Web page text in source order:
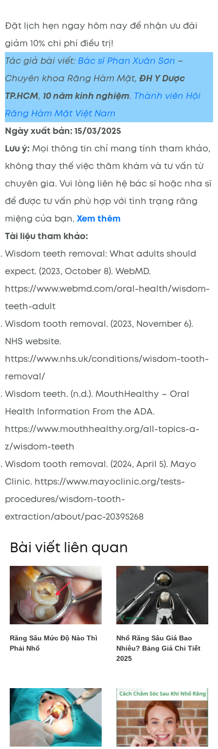
Đặt lịch hẹn ngay hôm nay để nhận ưu đãi
giảm 10% chi phí điều trị!
Tác giả bài viết: Bác sĩ Phan Xuân Sơn –
Chuyên khoa Răng Hàm Mặt, ĐH Y Dược
TP.HCM, 10 năm kinh nghiệm. Thành viên Hội
Răng Hàm Mặt Việt Nam
Ngày xuất bản: 15/03/2025
Lưu ý: Mọi thông tin chỉ mang tính tham khảo,
không thay thế việc thăm khám và tư vấn từ
chuyên gia. Vui lòng liên hệ bác sĩ hoặc nha sĩ
để được tư vấn phù hợp với tình trạng răng
miệng của bạn. Xem thêm
Tài liệu tham khảo:
Wisdom teeth removal: What adults should
expect. (2023, October 8). WebMD.
https://www.webmd.com/oral-health/wisdom-
teeth-adult
Wisdom tooth removal. (2023, November 6).
NHS website.
https://www.nhs.uk/conditions/wisdom-tooth-
removal/
Wisdom teeth. (n.d.). MouthHealthy – Oral
Health Information From the ADA.
https://www.mouthhealthy.org/all-topics-a-
z/wisdom-teeth
Wisdom tooth removal. (2024, April 5). Mayo
Clinic. https://www.mayoclinic.org/tests-
procedures/wisdom-tooth-
extraction/about/pac-20395268
Bài viết liên quan
Răng Sâu Mức Độ Nào Thì
Phải Nhổ
Nhổ Răng Sâu Giá Bao
Nhiêu? Bảng Giá Chi Tiết
2025